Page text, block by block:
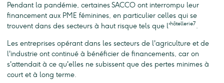
Pendant la pandémie, certaines SACCO ont interrompu leur
financement aux PME féminines, en particulier celles qui se
trouvent dans des secteurs à haut risque tels que l'hôtellerie7.
Les entreprises opérant dans les secteurs de l'agriculture et de
l'industrie ont continué à bénéficier de financements, car on
s'attendait à ce qu'elles ne subissent que des pertes minimes à
court et à long terme.